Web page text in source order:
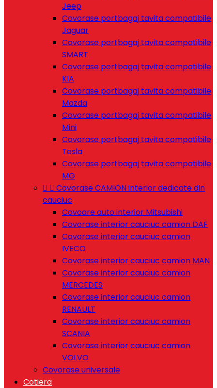
Jeep
Covorase portbagaj tavita compatibile
Jaguar
Covorase portbagaj tavita compatibile
SMART
Covorase portbagaj tavita compatibile
KIA
Covorase portbagaj tavita compatibile
Mazda
Covorase portbagaj tavita compatibile
Mini
Covorase portbagaj tavita compatibile
Tesla
Covorase portbagaj tavita compatibile
MG
  Covorase CAMION interior dedicate din
cauciuc
Covoare auto interior Mitsubishi
Covorase interior cauciuc camion DAF
Covorase interior cauciuc camion
IVECO
Covorase interior cauciuc camion MAN
Covorase interior cauciuc camion
MERCEDES
Covorase interior cauciuc camion
RENAULT
Covorase interior cauciuc camion
SCANIA
Covorase interior cauciuc camion
VOLVO
Covorase universale
Cotiera